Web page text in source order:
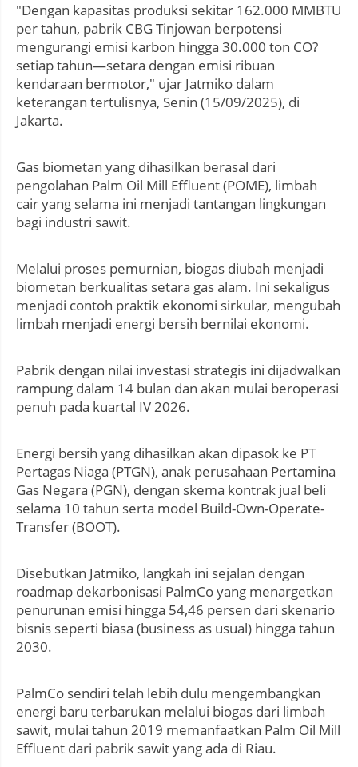
"Dengan kapasitas produksi sekitar 162.000 MMBTU
per tahun, pabrik CBG Tinjowan berpotensi
mengurangi emisi karbon hingga 30.000 ton CO?
setiap tahun—setara dengan emisi ribuan
kendaraan bermotor," ujar Jatmiko dalam
keterangan tertulisnya, Senin (15/09/2025), di
Jakarta.
Gas biometan yang dihasilkan berasal dari
pengolahan Palm Oil Mill Effluent (POME), limbah
cair yang selama ini menjadi tantangan lingkungan
bagi industri sawit.
Melalui proses pemurnian, biogas diubah menjadi
biometan berkualitas setara gas alam. Ini sekaligus
menjadi contoh praktik ekonomi sirkular, mengubah
limbah menjadi energi bersih bernilai ekonomi.
Pabrik dengan nilai investasi strategis ini dijadwalkan
rampung dalam 14 bulan dan akan mulai beroperasi
penuh pada kuartal IV 2026.
Energi bersih yang dihasilkan akan dipasok ke PT
Pertagas Niaga (PTGN), anak perusahaan Pertamina
Gas Negara (PGN), dengan skema kontrak jual beli
selama 10 tahun serta model Build-Own-Operate-
Transfer (BOOT).
Disebutkan Jatmiko, langkah ini sejalan dengan
roadmap dekarbonisasi PalmCo yang menargetkan
penurunan emisi hingga 54,46 persen dari skenario
bisnis seperti biasa (business as usual) hingga tahun
2030.
PalmCo sendiri telah lebih dulu mengembangkan
energi baru terbarukan melalui biogas dari limbah
sawit, mulai tahun 2019 memanfaatkan Palm Oil Mill
Effluent dari pabrik sawit yang ada di Riau.